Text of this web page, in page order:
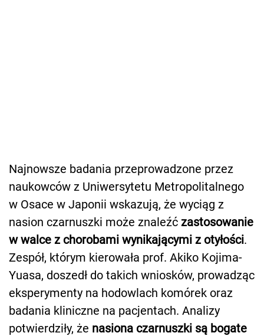
Najnowsze badania przeprowadzone przez
naukowców z Uniwersytetu Metropolitalnego
w Osace w Japonii wskazują, że wyciąg z
nasion czarnuszki może znaleźć zastosowanie
w walce z chorobami wynikającymi z otyłości.
Zespół, którym kierowała prof. Akiko Kojima-
Yuasa, doszedł do takich wniosków, prowadząc
eksperymenty na hodowlach komórek oraz
badania kliniczne na pacjentach. Analizy
potwierdziły, że nasiona czarnuszki są bogate